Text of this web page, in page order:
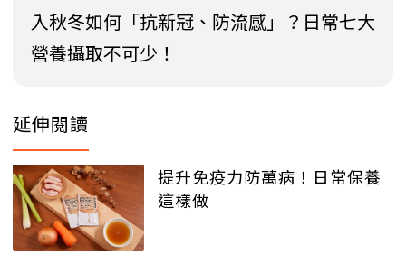
入秋冬如何「抗新冠、防流感」？日常七大
營養攝取不可少！
延伸閱讀
提升免疫力防萬病！日常保養
這樣做